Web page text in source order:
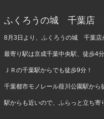
ふくろうの城 千葉店
8月3日より、ふくろうの城 千葉店
最寄り駅は京成千葉中央駅、徒歩4分
ＪＲの千葉駅からでも徒歩9分！
千葉都市モノレール葭川公園駅から
駅からも近いので、ふらっと立ち寄